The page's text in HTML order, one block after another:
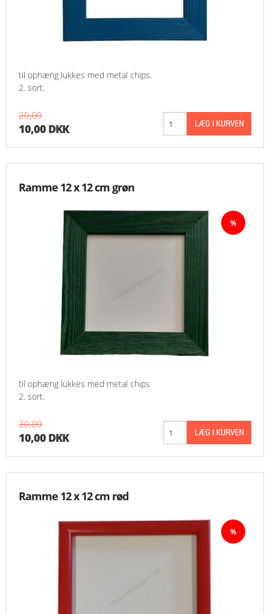
til ophæng lukkes med metal chips.
2. sort.
20,00
10,00 DKK
Ramme 12 x 12 cm grøn
til ophæng lukkes med metal chips
2. sort.
20,00
10,00 DKK
Ramme 12 x 12 cm rød